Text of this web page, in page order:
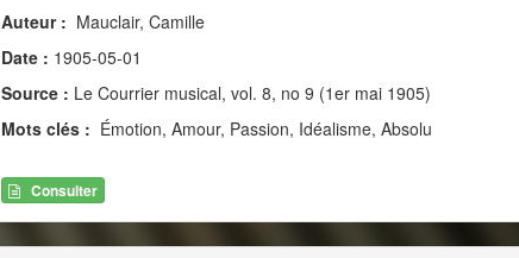
Auteur : Mauclair, Camille
Date : 1905-05-01
Source : Le Courrier musical, vol. 8, no 9 (1er mai 1905)
Mots clés : Émotion, Amour, Passion, Idéalisme, Absolu
Consulter